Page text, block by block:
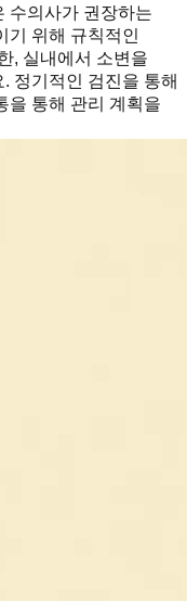
수의사가 권장하는
기 위해 규칙적인
, 실내에서 소변을
정기적인 검진을 통해
을 통해 관리 계획을